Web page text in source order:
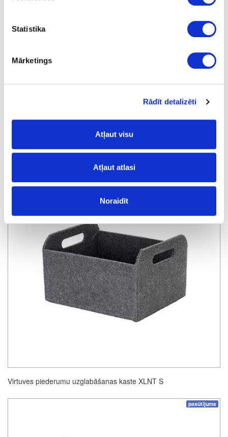
Statistika
Mārketings
Rādīt detalizēti
Atļaut visu
Atļaut atlasi
Noraidīt
Virtuves piederumu uzglabāšanas kaste XLNT M
pasūtījums
Virtuves piederumu uzglabāšanas kaste XLNT S
pasūtījums